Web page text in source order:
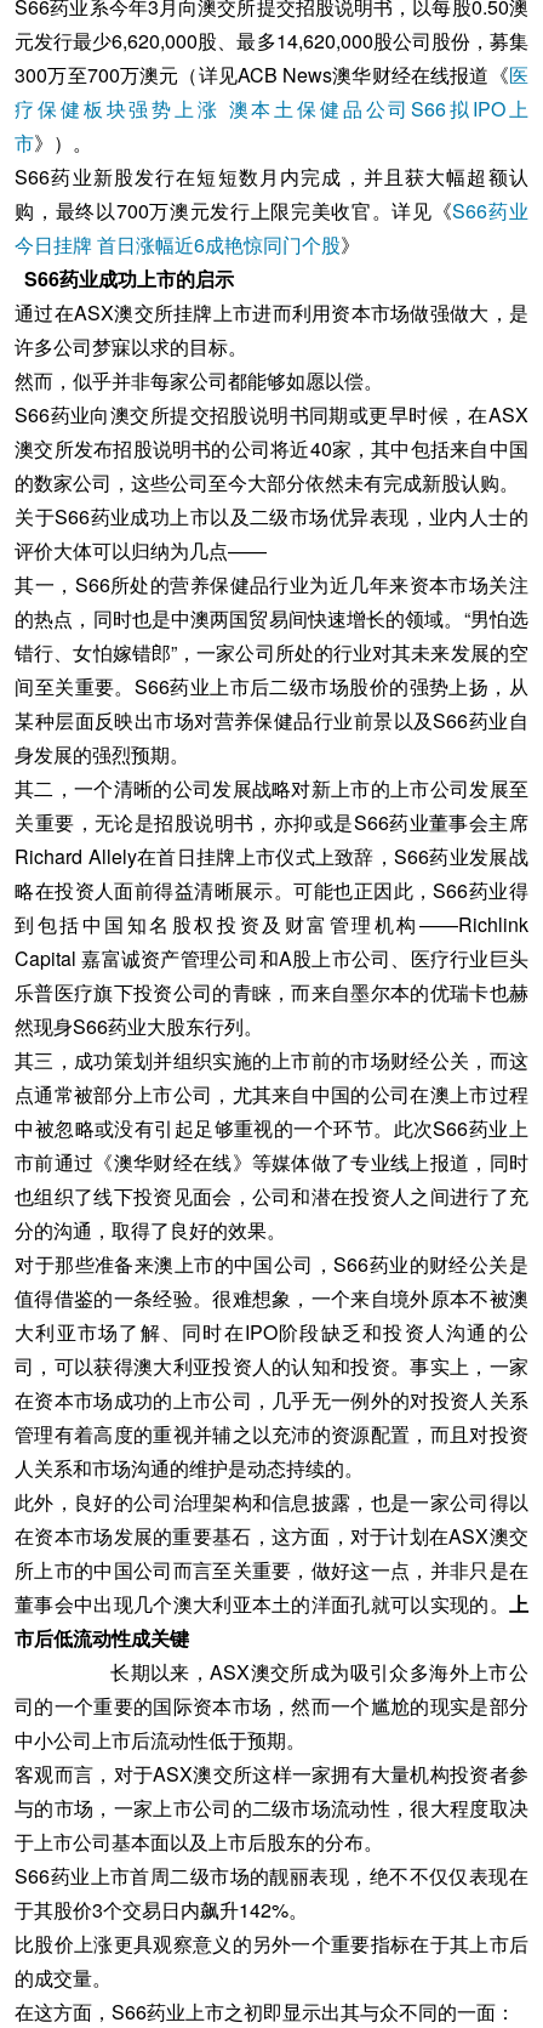
S66药业系今年3月向澳交所提交招股说明书，以每股0.50澳
元发行最少6,620,000股、最多14,620,000股公司股份，募集
300万至700万澳元（详见ACB News澳华财经在线报道《医
疗保健板块强势上涨 澳本土保健品公司S66拟IPO上
市》）。
S66药业新股发行在短短数月内完成，并且获大幅超额认
购，最终以700万澳元发行上限完美收官。详见《S66药业
今日挂牌 首日涨幅近6成艳惊同门个股》
S66药业成功上市的启示
通过在ASX澳交所挂牌上市进而利用资本市场做强做大，是
许多公司梦寐以求的目标。
然而，似乎并非每家公司都能够如愿以偿。
S66药业向澳交所提交招股说明书同期或更早时候，在ASX
澳交所发布招股说明书的公司将近40家，其中包括来自中国
的数家公司，这些公司至今大部分依然未有完成新股认购。
关于S66药业成功上市以及二级市场优异表现，业内人士的
评价大体可以归纳为几点——
其一，S66所处的营养保健品行业为近几年来资本市场关注
的热点，同时也是中澳两国贸易间快速增长的领域。“男怕选
错行、女怕嫁错郎”，一家公司所处的行业对其未来发展的空
间至关重要。S66药业上市后二级市场股价的强势上扬，从
某种层面反映出市场对营养保健品行业前景以及S66药业自
身发展的强烈预期。
其二，一个清晰的公司发展战略对新上市的上市公司发展至
关重要，无论是招股说明书，亦抑或是S66药业董事会主席
Richard Allely在首日挂牌上市仪式上致辞，S66药业发展战
略在投资人面前得益清晰展示。可能也正因此，S66药业得
到包括中国知名股权投资及财富管理机构——Richlink
Capital 嘉富诚资产管理公司和A股上市公司、医疗行业巨头
乐普医疗旗下投资公司的青睐，而来自墨尔本的优瑞卡也赫
然现身S66药业大股东行列。
其三，成功策划并组织实施的上市前的市场财经公关，而这
点通常被部分上市公司，尤其来自中国的公司在澳上市过程
中被忽略或没有引起足够重视的一个环节。此次S66药业上
市前通过《澳华财经在线》等媒体做了专业线上报道，同时
也组织了线下投资见面会，公司和潜在投资人之间进行了充
分的沟通，取得了良好的效果。
对于那些准备来澳上市的中国公司，S66药业的财经公关是
值得借鉴的一条经验。很难想象，一个来自境外原本不被澳
大利亚市场了解、同时在IPO阶段缺乏和投资人沟通的公
司，可以获得澳大利亚投资人的认知和投资。事实上，一家
在资本市场成功的上市公司，几乎无一例外的对投资人关系
管理有着高度的重视并辅之以充沛的资源配置，而且对投资
人关系和市场沟通的维护是动态持续的。
此外，良好的公司治理架构和信息披露，也是一家公司得以
在资本市场发展的重要基石，这方面，对于计划在ASX澳交
所上市的中国公司而言至关重要，做好这一点，并非只是在
董事会中出现几个澳大利亚本土的洋面孔就可以实现的。 上
市后低流动性成关键
长期以来，ASX澳交所成为吸引众多海外上市公
司的一个重要的国际资本市场，然而一个尴尬的现实是部分
中小公司上市后流动性低于预期。
客观而言，对于ASX澳交所这样一家拥有大量机构投资者参
与的市场，一家上市公司的二级市场流动性，很大程度取决
于上市公司基本面以及上市后股东的分布。
S66药业上市首周二级市场的靓丽表现，绝不不仅仅表现在
于其股价3个交易日内飙升142%。
比股价上涨更具观察意义的另外一个重要指标在于其上市后
的成交量。
在这方面，S66药业上市之初即显示出其与众不同的一面：